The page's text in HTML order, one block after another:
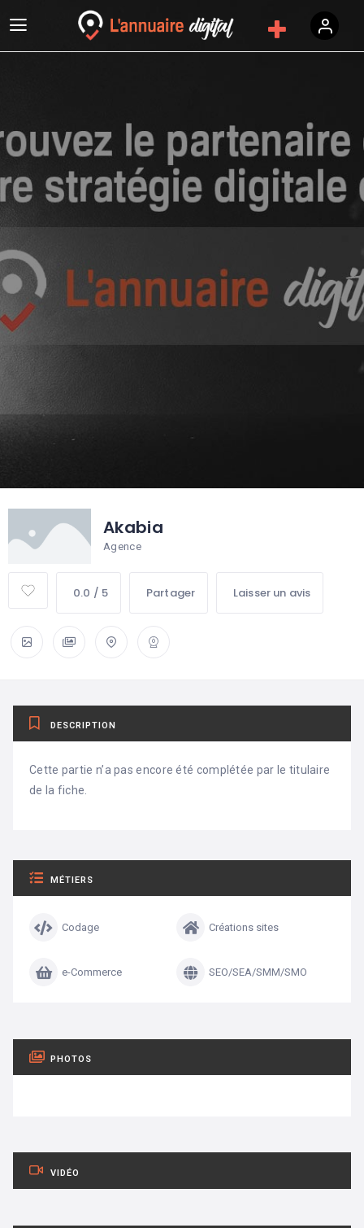
Akabia
Agence
0.0 / 5 Partager Laisser un avis
DESCRIPTION
Cette partie n’a pas encore été complétée par le titulaire
de la fiche.
MÉTIERS
Codage Créations sites
e-Commerce SEO/SEA/SMM/SMO
PHOTOS
VIDÉO